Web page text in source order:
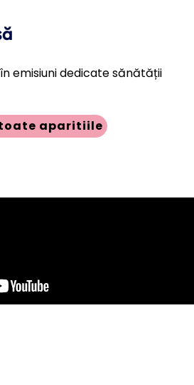
emisiuni dedicate sănătății
aparitiile